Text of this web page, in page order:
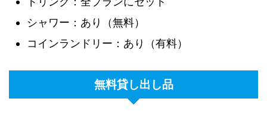
シャワー：あり（無料）
コインランドリー：あり（有料）
無料貸し出し品